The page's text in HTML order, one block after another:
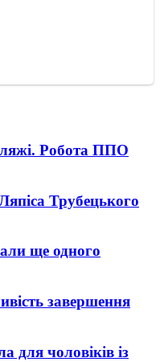
Робота ППО
Трубецького
ще одного
завершення
для чоловіків із